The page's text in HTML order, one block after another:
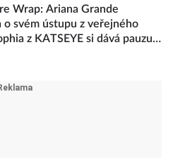
Wrap: Ariana Grande
o svém ústupu z veřejného
z KATSEYE si dává pauzu